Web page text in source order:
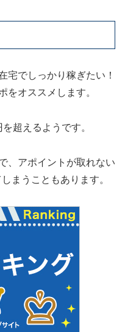
宅でしっかり稼ぎたい！
をオススメします。
超えるようです。
、アポイントが取れない
まうこともあります。